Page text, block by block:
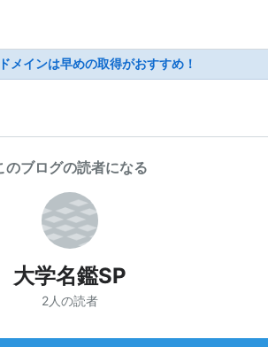
メインは早めの取得がおすすめ！
のブログの読者になる
大学名鑑SP
2人の読者